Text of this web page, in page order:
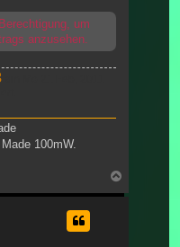
um
anzusehen.
100mW.
oben